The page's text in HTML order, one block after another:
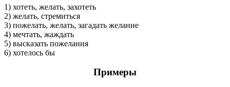
1) хотеть, желать, захотеть
2) желать, стремиться
3) пожелать, желать, загадать желание
4) мечтать, жаждать
5) высказать пожелания
6) хотелось бы
Примеры